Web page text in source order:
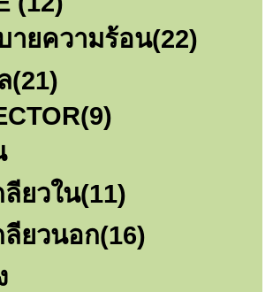
ายความร้อน(22)
(21)
(9)
ยวใน(11)
ลียวนอก(16)